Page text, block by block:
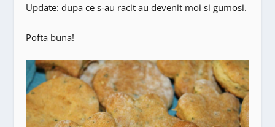
Update: dupa ce s-au racit au devenit moi si gumosi.
Pofta buna!